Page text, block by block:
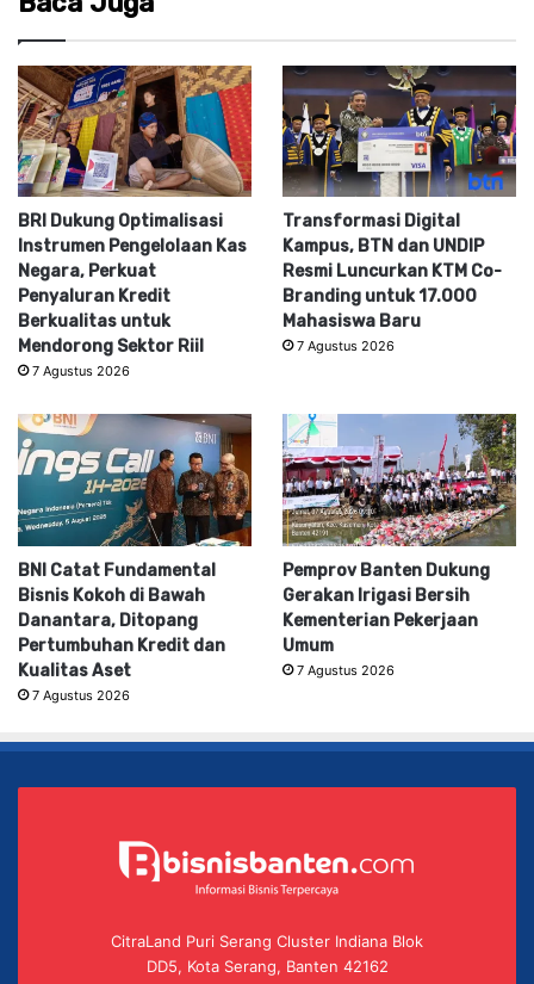
BRI Dukung Optimalisasi
Instrumen Pengelolaan Kas
Negara, Perkuat
Penyaluran Kredit
Berkualitas untuk
Mendorong Sektor Riil
7 Agustus 2026
Transformasi Digital
Kampus, BTN dan UNDIP
Resmi Luncurkan KTM Co-
Branding untuk 17.000
Mahasiswa Baru
7 Agustus 2026
BNI Catat Fundamental
Bisnis Kokoh di Bawah
Danantara, Ditopang
Pertumbuhan Kredit dan
Kualitas Aset
7 Agustus 2026
Pemprov Banten Dukung
Gerakan Irigasi Bersih
Kementerian Pekerjaan
Umum
7 Agustus 2026
CitraLand Puri Serang Cluster Indiana Blok
DD5, Kota Serang, Banten 42162